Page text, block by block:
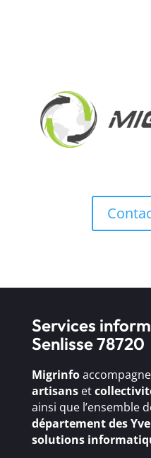
Services
Senlisse 78720
Migrinfo
artisanset
ainsi que l’ensemble
département des
solutions